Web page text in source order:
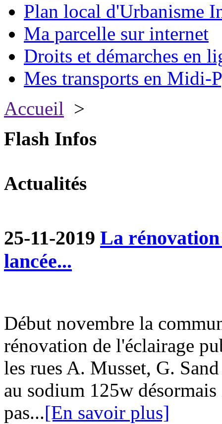
Plan local d'Urbanisme
Ma parcelle sur internet
Droits et démarches en
Mes transports en Midi-
Accueil >
Flash Infos
Actualités
25-11-2019 La
lancée...
Début novembre la
rénovation de l'éclairage
les rues A. Musset, G.
au sodium 125w
pas...[En savoir plus]